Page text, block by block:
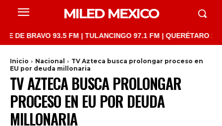
MILED MEXICO
93.5 FM | TULANCINGO 97.1 FM | QUERÉTARO 103.1
Inicio Nacional
TV Azteca busca prolongar proceso en
EU por deuda millonaria
TV AZTECA BUSCA PROLONGAR
PROCESO EN EU POR DEUDA
MILLONARIA